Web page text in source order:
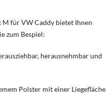
für VW Caddy bietet Ihnen
zum Bespiel:
herausnehmbar und
Polster mit einer Liegefläche